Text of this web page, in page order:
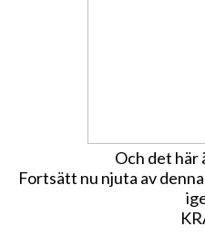
Och det här
Fortsätt nu njuta av